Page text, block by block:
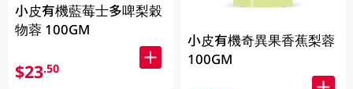
小皮有機藍莓士多啤梨穀
物蓉 100GM
$23.50
小皮有機奇異果香蕉梨蓉
100GM